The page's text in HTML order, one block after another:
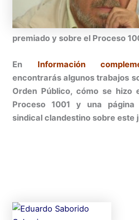
premiado y sobre el Proceso
En Información
encontrarás algunos trabajos
Orden Público, cómo se hizo
Proceso 1001 y una
sindical clandestino sobre este